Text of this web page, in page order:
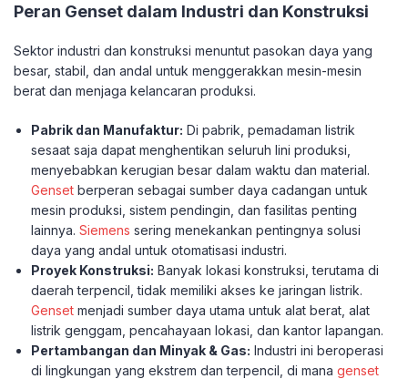
Peran Genset dalam Industri dan Konstruksi
Sektor industri dan konstruksi menuntut pasokan daya yang
besar, stabil, dan andal untuk menggerakkan mesin-mesin
berat dan menjaga kelancaran produksi.
Pabrik dan Manufaktur: Di pabrik, pemadaman listrik
sesaat saja dapat menghentikan seluruh lini produksi,
menyebabkan kerugian besar dalam waktu dan material.
Genset berperan sebagai sumber daya cadangan untuk
mesin produksi, sistem pendingin, dan fasilitas penting
lainnya.Siemens sering menekankan pentingnya solusi
daya yang andal untuk otomatisasi industri.
Proyek Konstruksi: Banyak lokasi konstruksi, terutama di
daerah terpencil, tidak memiliki akses ke jaringan listrik.
Genset menjadi sumber daya utama untuk alat berat, alat
listrik genggam, pencahayaan lokasi, dan kantor lapangan.
Pertambangan dan Minyak & Gas: Industri ini beroperasi
di lingkungan yang ekstrem dan terpencil, di managenset